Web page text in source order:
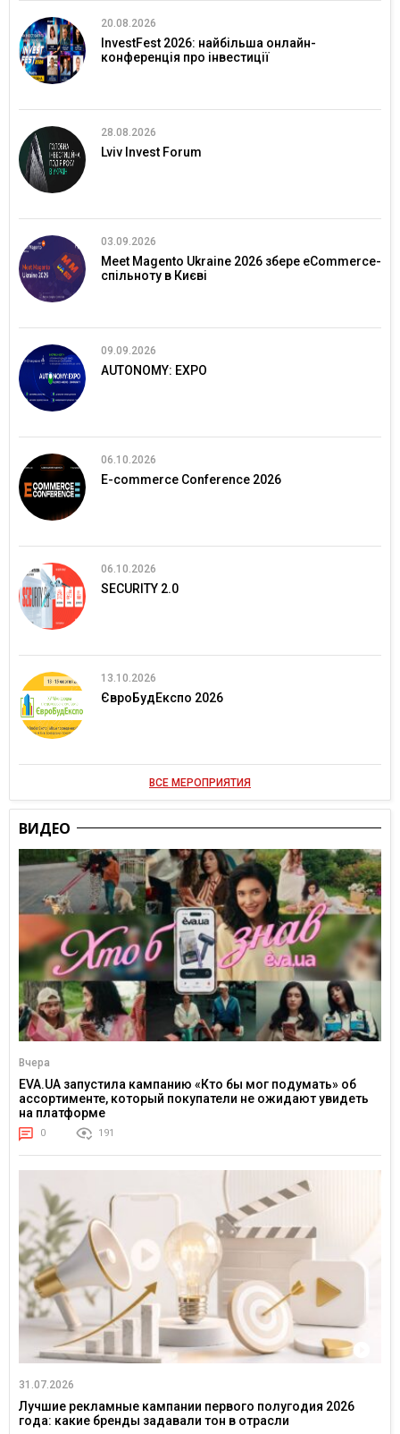
20.08.2026
InvestFest 2026: найбільша онлайн-
конференція про інвестиції
28.08.2026
Lviv Invest Forum
03.09.2026
Meet Magento Ukraine 2026 збере eCommerce-
спільноту в Києві
09.09.2026
AUTONOMY: EXPO
06.10.2026
E-commerce Conference 2026
06.10.2026
SECURITY 2.0
13.10.2026
ЄвроБудЕкспо 2026
ВСЕ МЕРОПРИЯТИЯ
ВИДЕО
Вчера
EVA.UA запустила кампанию «Кто бы мог подумать» об
ассортименте, который покупатели не ожидают увидеть
на платформе
0 191
31.07.2026
Лучшие рекламные кампании первого полугодия 2026
года: какие бренды задавали тон в отрасли